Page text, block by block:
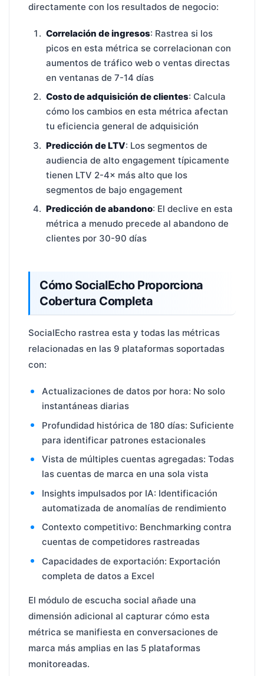
directamente con los resultados de negocio:
Correlación de ingresos: Rastrea si los
picos en esta métrica se correlacionan con
aumentos de tráfico web o ventas directas
en ventanas de 7-14 días
Costo de adquisición de clientes: Calcula
cómo los cambios en esta métrica afectan
tu eficiencia general de adquisición
Predicción de LTV: Los segmentos de
audiencia de alto engagement típicamente
tienen LTV 2-4× más alto que los
segmentos de bajo engagement
Predicción de abandono: El declive en esta
métrica a menudo precede al abandono de
clientes por 30-90 días
Cómo SocialEcho Proporciona
Cobertura Completa
SocialEcho rastrea esta y todas las métricas
relacionadas en las 9 plataformas soportadas
con:
Actualizaciones de datos por hora: No solo
instantáneas diarias
Profundidad histórica de 180 días: Suficiente
para identificar patrones estacionales
Vista de múltiples cuentas agregadas: Todas
las cuentas de marca en una sola vista
Insights impulsados por IA: Identificación
automatizada de anomalías de rendimiento
Contexto competitivo: Benchmarking contra
cuentas de competidores rastreadas
Capacidades de exportación: Exportación
completa de datos a Excel
El módulo de escucha social añade una
dimensión adicional al capturar cómo esta
métrica se manifiesta en conversaciones de
marca más amplias en las 5 plataformas
monitoreadas.